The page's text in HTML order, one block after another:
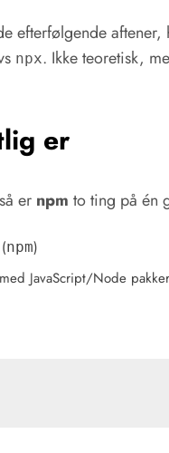
efterfølgende
npx. Ikke teoretisk,
er
er npm to ting på én
npm)
JavaScript/Node pakker